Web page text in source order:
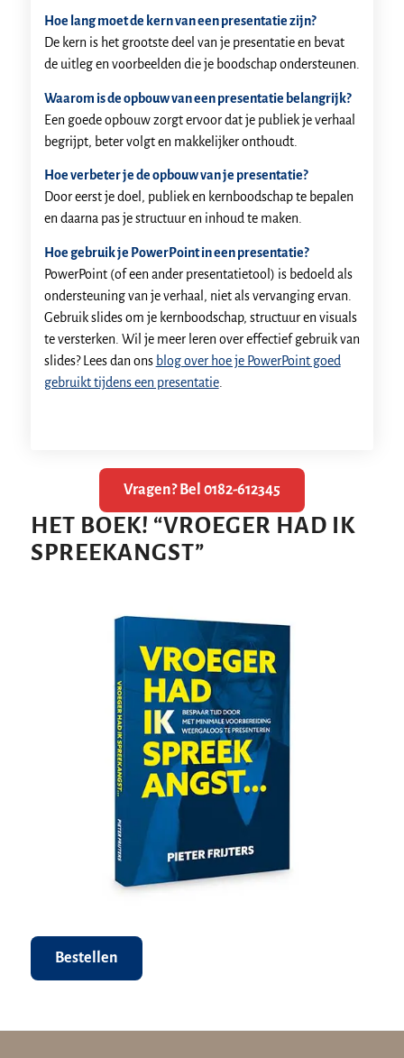
Hoe lang moet de kern van een presentatie zijn?
De kern is het grootste deel van je presentatie en bevat
de uitleg en voorbeelden die je boodschap ondersteunen.
Waarom is de opbouw van een presentatie belangrijk?
Een goede opbouw zorgt ervoor dat je publiek je verhaal
begrijpt, beter volgt en makkelijker onthoudt.
Hoe verbeter je de opbouw van je presentatie?
Door eerst je doel, publiek en kernboodschap te bepalen
en daarna pas je structuur en inhoud te maken.
Hoe gebruik je PowerPoint in een presentatie?
PowerPoint (of een ander presentatietool) is bedoeld als
ondersteuning van je verhaal, niet als vervanging ervan.
Gebruik slides om je kernboodschap, structuur en visuals
te versterken. Wil je meer leren over effectief gebruik van
slides? Lees dan ons blog over hoe je PowerPoint goed
gebruikt tijdens een presentatie.
Vragen? Bel 0182-612345
HET BOEK! “VROEGER HAD IK
SPREEKANGST”
Bestellen